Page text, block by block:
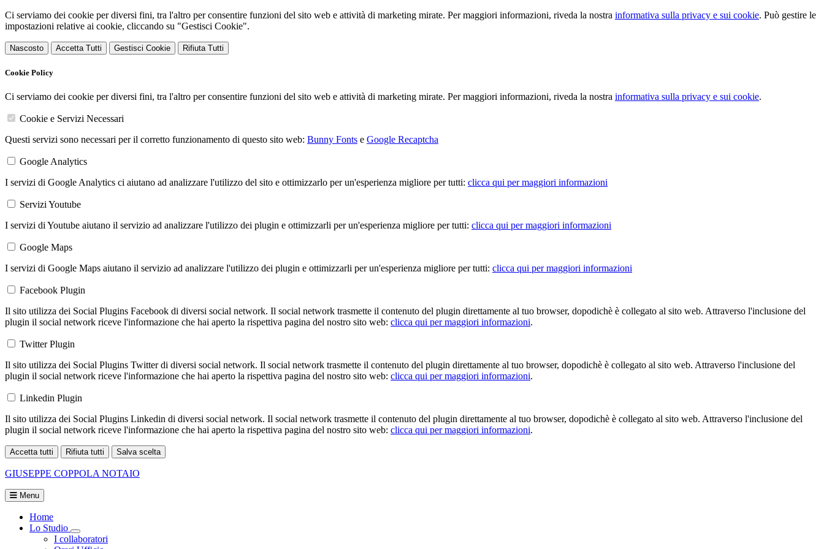
Ci serviamo dei cookie per diversi fini, tra l'altro per consentire funzioni del sito web e attività di marketing mirate. Per maggiori informazioni, riveda la nostra informativa sulla privacy e sui cookie. Può gestire le
impostazioni relative ai cookie, cliccando su "Gestisci Cookie".
Nascosto Accetta Tutti Gestisci Cookie Rifiuta Tutti
Cookie Policy
Ci serviamo dei cookie per diversi fini, tra l'altro per consentire funzioni del sito web e attività di marketing mirate. Per maggiori informazioni, riveda la nostra informativa sulla privacy e sui cookie.
Cookie e Servizi Necessari
Questi servizi sono necessari per il corretto funzionamento di questo sito web: Bunny Fonts e Google Recaptcha
Google Analytics
I servizi di Google Analytics ci aiutano ad analizzare l'utilizzo del sito e ottimizzarlo per un'esperienza migliore per tutti: clicca qui per maggiori informazioni
Servizi Youtube
I servizi di Youtube aiutano il servizio ad analizzare l'utilizzo dei plugin e ottimizzarli per un'esperienza migliore per tutti: clicca qui per maggiori informazioni
Google Maps
I servizi di Google Maps aiutano il servizio ad analizzare l'utilizzo dei plugin e ottimizzarli per un'esperienza migliore per tutti: clicca qui per maggiori informazioni
Facebook Plugin
Il sito utilizza dei Social Plugins Facebook di diversi social network. Il social network trasmette il contenuto del plugin direttamente al tuo browser, dopodichè è collegato al sito web. Attraverso l'inclusione del
plugin il social network riceve l'informazione che hai aperto la rispettiva pagina del nostro sito web: clicca qui per maggiori informazioni.
Twitter Plugin
Il sito utilizza dei Social Plugins Twitter di diversi social network. Il social network trasmette il contenuto del plugin direttamente al tuo browser, dopodichè è collegato al sito web. Attraverso l'inclusione del
plugin il social network riceve l'informazione che hai aperto la rispettiva pagina del nostro sito web: clicca qui per maggiori informazioni.
Linkedin Plugin
Il sito utilizza dei Social Plugins Linkedin di diversi social network. Il social network trasmette il contenuto del plugin direttamente al tuo browser, dopodichè è collegato al sito web. Attraverso l'inclusione del
plugin il social network riceve l'informazione che hai aperto la rispettiva pagina del nostro sito web: clicca qui per maggiori informazioni.
Accetta tutti Rifiuta tutti Salva scelta
GIUSEPPE COPPOLA NOTAIO
Menu
Home
Lo Studio
Visualizza menù di secondo livello
I collaboratori